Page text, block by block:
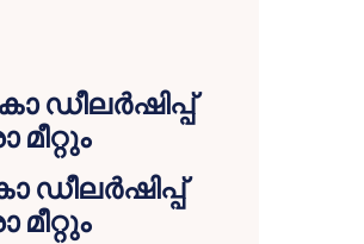
ഡീലർഷിപ്പ്